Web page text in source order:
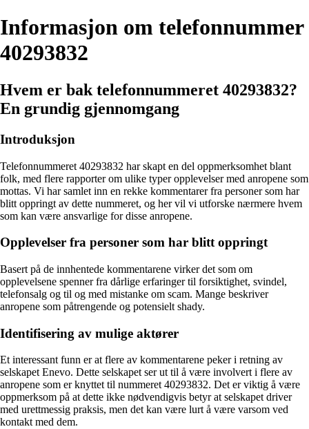
Informasjon om telefonnummer
40293832
Hvem er bak telefonnummeret 40293832?
En grundig gjennomgang
Introduksjon
Telefonnummeret 40293832 har skapt en del oppmerksomhet blant
folk, med flere rapporter om ulike typer opplevelser med anropene som
mottas. Vi har samlet inn en rekke kommentarer fra personer som har
blitt oppringt av dette nummeret, og her vil vi utforske nærmere hvem
som kan være ansvarlige for disse anropene.
Opplevelser fra personer som har blitt oppringt
Basert på de innhentede kommentarene virker det som om
opplevelsene spenner fra dårlige erfaringer til forsiktighet, svindel,
telefonsalg og til og med mistanke om scam. Mange beskriver
anropene som påtrengende og potensielt shady.
Identifisering av mulige aktører
Et interessant funn er at flere av kommentarene peker i retning av
selskapet Enevo. Dette selskapet ser ut til å være involvert i flere av
anropene som er knyttet til nummeret 40293832. Det er viktig å være
oppmerksom på at dette ikke nødvendigvis betyr at selskapet driver
med urettmessig praksis, men det kan være lurt å være varsom ved
kontakt med dem.